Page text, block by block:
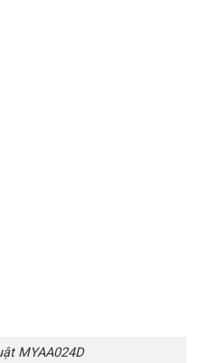
MYAA024D